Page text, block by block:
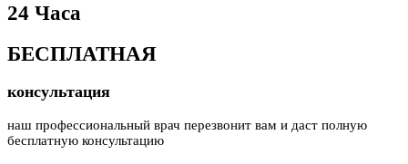
24 Часа
БЕСПЛАТНАЯ
консультация
наш профессиональный врач перезвонит вам и даст полную
бесплатную консультацию